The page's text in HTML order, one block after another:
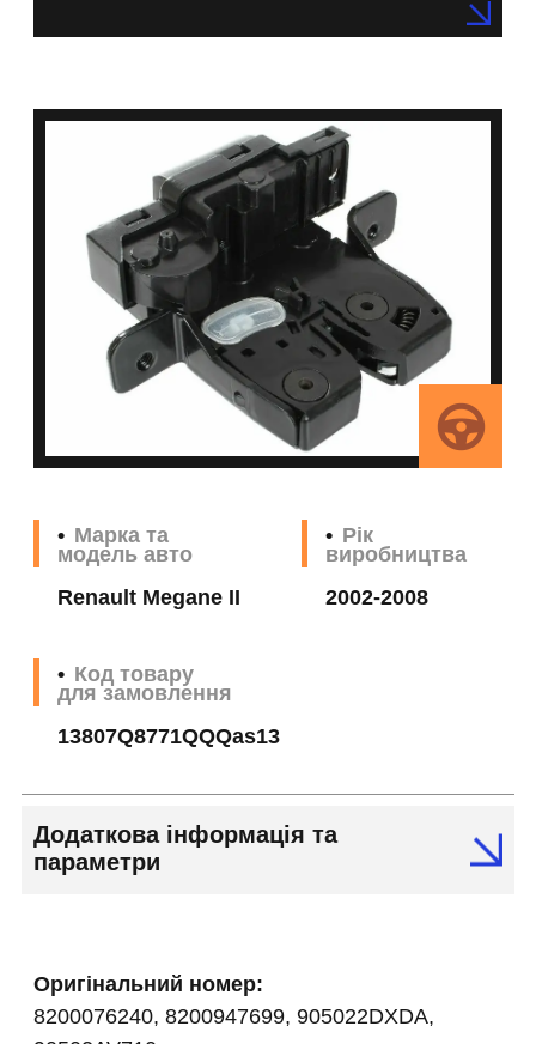
Марка та
модель авто
Renault Megane II
Рік
виробництва
2002-2008
Код товару
для замовлення
13807Q8771QQQas13
Додаткова інформація та
параметри
Оригінальний номер:
8200076240, 8200947699, 905022DXDA,